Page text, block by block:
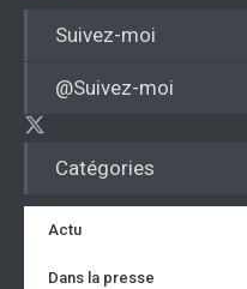
Catégories
Actu
Dans la presse
Suivez-moi
@Suivez-moi